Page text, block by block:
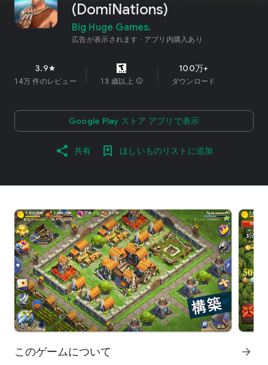
(DomiNations)
Big Huge Games.
広告が表示されます アプリ内購入あり
3.9star
14万 件のレビュー 13 歳以上 info
100万+
ダウンロード
Google Play ストア アプリで表示
共有 ほしいものリストに追加
このゲームについて arrow_forward